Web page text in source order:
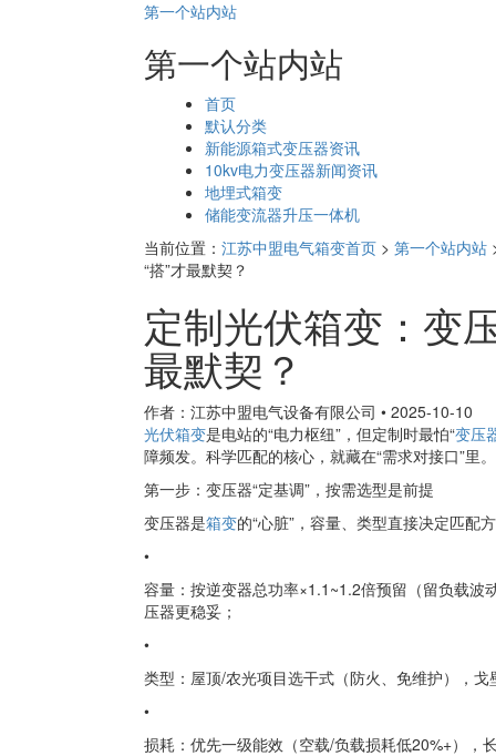
第一个站内站
第一个站内站
首页
默认分类
新能源箱式变压器资讯
10kv电力变压器新闻资讯
地埋式箱变
储能变流器升压一体机
当前位置： 江苏中盟电气箱变首页 > 第一个站内站
“搭”才最默契？
定制光伏箱变：变
最默契？
作者：江苏中盟电气设备有限公司 • 2025-10-10
光伏箱变是电站的“电力枢纽”，但定制时最怕“变压
障频发。科学匹配的核心，就藏在“需求对接口”里。
第一步：变压器“定基调”，按需选型是前提
变压器是箱变的“心脏”，容量、类型直接决定匹配
•
容量：按逆变器总功率×1.1~1.2倍预留（留负载
压器更稳妥；
•
类型：屋顶/农光项目选干式（防火、免维护），
•
损耗：优先一级能效（空载/负载损耗低20%+），